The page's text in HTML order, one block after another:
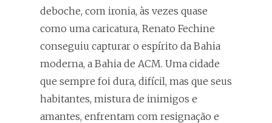
deboche, com ironia, às vezes quase
como uma caricatura, Renato Fechine
conseguiu capturar o espírito da Bahia
moderna, a Bahia de ACM. Uma cidade
que sempre foi dura, difícil, mas que seus
habitantes, mistura de inimigos e
amantes, enfrentam com resignação e